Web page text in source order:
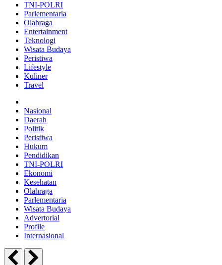
TNI-POLRI
Parlementaria
Olahraga
Entertainment
Teknologi
Wisata Budaya
Peristiwa
Lifestyle
Kuliner
Travel
Nasional
Daerah
Politik
Peristiwa
Hukum
Pendidikan
TNI-POLRI
Ekonomi
Kesehatan
Olahraga
Parlementaria
Wisata Budaya
Advertorial
Profile
Internasional